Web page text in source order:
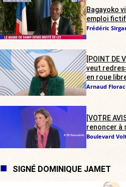
Bagayoko
emploi fictif
Frédéric
[POINT DE
veut
en roue
Arnaud Florac
[VOTRE
renoncer à
Boulevard
SIGNÉ DOMINIQUE JAMET